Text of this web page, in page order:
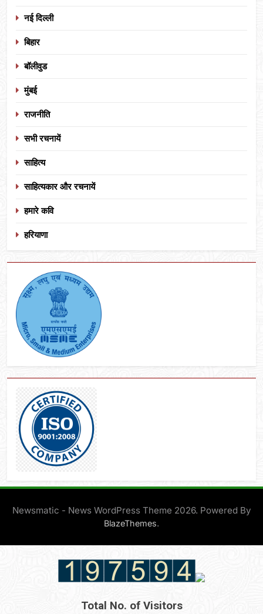
नई दिल्ली
बिहार
बॉलीवुड
मुंबई
राजनीति
सभी रचनायें
साहित्य
साहित्यकार और रचनायें
हमारे कवि
हरियाणा
Newsmatic - News WordPress Theme 2026. Powered By
BlazeThemes.
Total No. of Visitors